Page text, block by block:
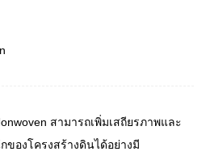
สามารถเพิ่มเสถียรภาพและ
องโครงสร้างดินได้อย่างมี